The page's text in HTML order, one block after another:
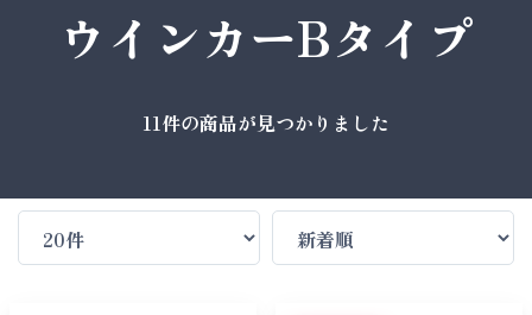
ウインカーBタイプ
11件の商品が見つかりました